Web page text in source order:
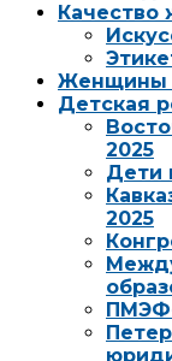
Качество
Женщины
Детская
2025
Дети
2025